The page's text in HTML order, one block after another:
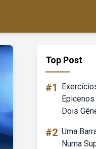
Top Post
#1
Dois
#2 Uma
Numa